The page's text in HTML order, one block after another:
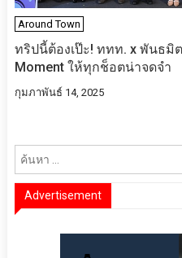
Around Town
ทริปนี้ต้องเป๊ะ! ททท. x พันธมิ
Moment ให้ทุกช็อตน่าจดจำ
กุมภาพันธ์ 14, 2025
Advertisement